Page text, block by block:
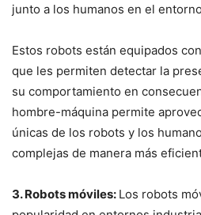
junto a los humanos en el
Estos robots están equipados
que les permiten detectar la
su comportamiento en
hombre-máquina permite
únicas de los robots y los
complejas de manera más
3. Robots móviles: Los robots